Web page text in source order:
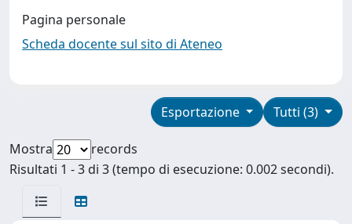
Pagina personale
Scheda docente sul sito di Ateneo
Tutti (3)
Esportazione
Mostra
records
Risultati 1 - 3 di 3 (tempo di esecuzione: 0.002 secondi).